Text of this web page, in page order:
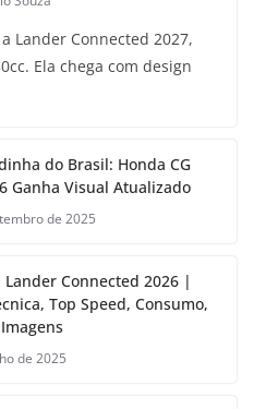
Lander Connected 2027,
Ela chega com design
do Brasil: Honda CG
Ganha Visual Atualizado
de 2025
Lander Connected 2026 |
Top Speed, Consumo,
de 2025